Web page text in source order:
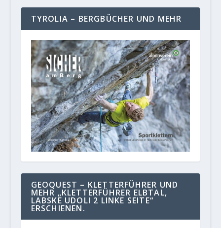
TYROLIA – BERGBÜCHER UND MEHR
GEOQUEST – KLETTERFÜHRER UND
MEHR „KLETTERFÜHRER ELBTAL,
LABSKE UDOLI 2 LINKE SEITE“
ERSCHIENEN.